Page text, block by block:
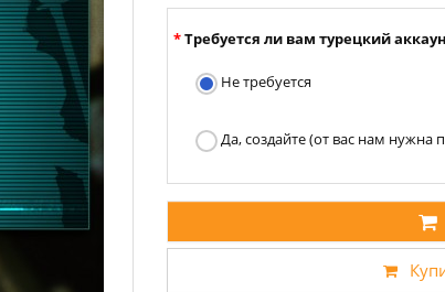
Требуется ли вам турецкий
Не требуется
Да, создайте (от вас нам нужна